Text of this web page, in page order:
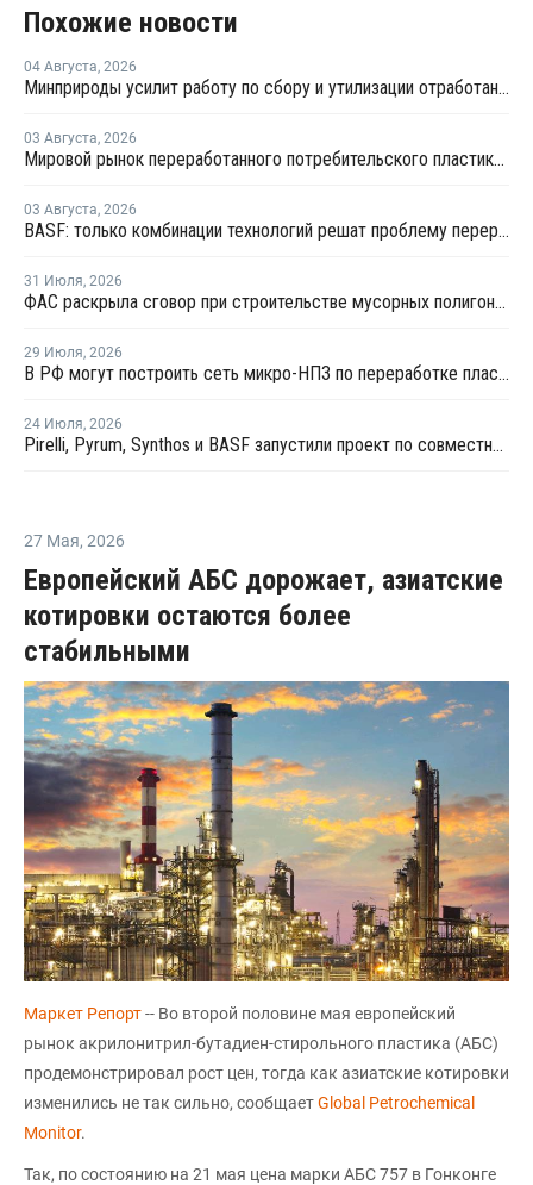
Похожие новости
04 Августа, 2026
Минприроды усилит работу по сбору и утилизации отработанных шин
03 Августа, 2026
Мировой рынок переработанного потребительского пластика к 2033 году вырастет в два раза
03 Августа, 2026
BASF: только комбинации технологий решат проблему переработки инженерных пластиков
31 Июля, 2026
ФАС раскрыла сговор при строительстве мусорных полигонов на 14,9 млрд рублей
29 Июля, 2026
В РФ могут построить сеть микро-НПЗ по переработке пластика в бензин
24 Июля, 2026
Pirelli, Pyrum, Synthos и BASF запустили проект по совместной переработке шин
27 Мая, 2026
Европейский АБС дорожает, азиатские
котировки остаются более
стабильными
Маркет Репорт-- Во второй половине мая европейский
рынок акрилонитрил-бутадиен-стирольного пластика (АБС)
продемонстрировал рост цен, тогда как азиатские котировки
изменились не так сильно, сообщаетGlobal Petrochemical
Monitor.
Так, по состоянию на 21 мая цена марки АБС 757 в Гонконге